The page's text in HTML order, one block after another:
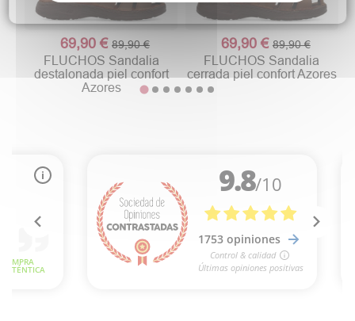
69,90 €89,90 €
FLUCHOS Sandalia
destalonada piel confort
Azores
69,90 € 89,90 €
FLUCHOS Sandalia
cerrada piel confort Azores